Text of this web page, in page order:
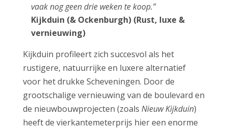
vaak nog geen drie weken te koop.”
Kijkduin (& Ockenburgh) (Rust, luxe &
vernieuwing)
Kijkduin profileert zich succesvol als het
rustigere, natuurrijke en luxere alternatief
voor het drukke Scheveningen. Door de
grootschalige vernieuwing van de boulevard en
de nieuwbouwprojecten (zoals Nieuw Kijkduin)
heeft de vierkantemeterprijs hier een enorme